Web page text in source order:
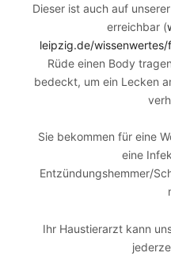
Dieser ist auch auf
erreichbar (
leipzig.de/
Rüde einen Body
bedeckt, um ein Lecken
Sie bekommen für eine
eine
Entzündungshemmer/
Ihr Haustierarzt kann